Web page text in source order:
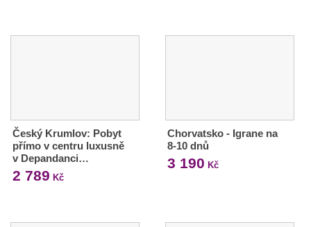
Český Krumlov: Pobyt
přímo v centru luxusně
v Depandanci…
2 789 Kč
Chorvatsko - Igrane na
8-10 dnů
3 190 Kč